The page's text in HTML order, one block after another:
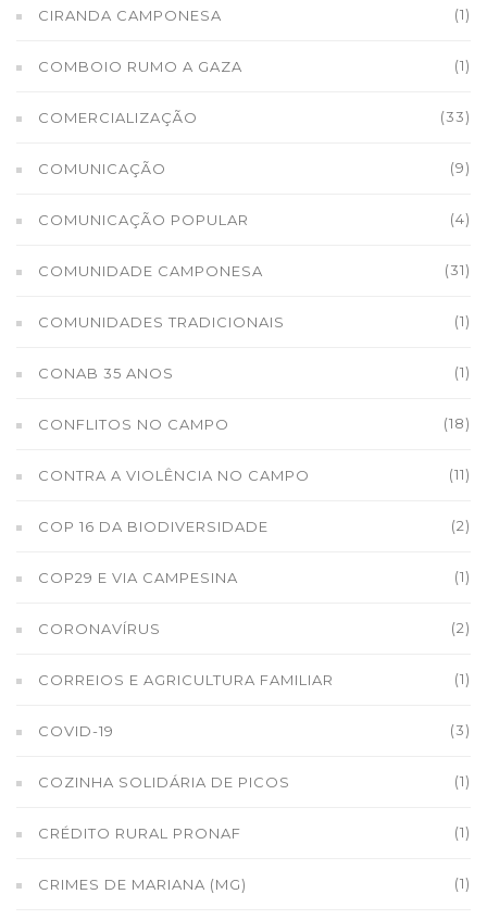
CIRANDA CAMPONESA (1)
COMBOIO RUMO A GAZA (1)
COMERCIALIZAÇÃO (33)
COMUNICAÇÃO (9)
COMUNICAÇÃO POPULAR (4)
COMUNIDADE CAMPONESA (31)
COMUNIDADES TRADICIONAIS (1)
CONAB 35 ANOS (1)
CONFLITOS NO CAMPO (18)
CONTRA A VIOLÊNCIA NO CAMPO (11)
COP 16 DA BIODIVERSIDADE (2)
COP29 E VIA CAMPESINA (1)
CORONAVÍRUS (2)
CORREIOS E AGRICULTURA FAMILIAR (1)
COVID-19 (3)
COZINHA SOLIDÁRIA DE PICOS (1)
CRÉDITO RURAL PRONAF (1)
CRIMES DE MARIANA (MG) (1)